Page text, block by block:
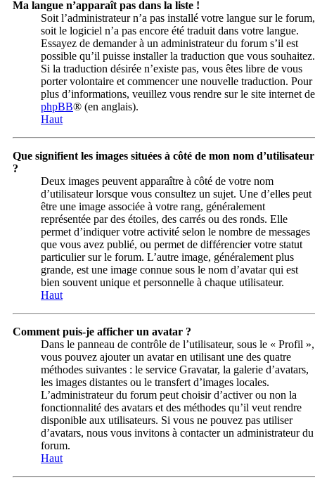
Ma langue n’apparaît pas dans la liste !
Soit l’administrateur n’a pas installé votre langue sur le forum,
soit le logiciel n’a pas encore été traduit dans votre langue.
Essayez de demander à un administrateur du forum s’il est
possible qu’il puisse installer la traduction que vous souhaitez.
Si la traduction désirée n’existe pas, vous êtes libre de vous
porter volontaire et commencer une nouvelle traduction. Pour
plus d’informations, veuillez vous rendre sur le site internet de
phpBB® (en anglais).
Haut
Que signifient les images situées à côté de mon nom d’utilisateur
?
Deux images peuvent apparaître à côté de votre nom
d’utilisateur lorsque vous consultez un sujet. Une d’elles peut
être une image associée à votre rang, généralement
représentée par des étoiles, des carrés ou des ronds. Elle
permet d’indiquer votre activité selon le nombre de messages
que vous avez publié, ou permet de différencier votre statut
particulier sur le forum. L’autre image, généralement plus
grande, est une image connue sous le nom d’avatar qui est
bien souvent unique et personnelle à chaque utilisateur.
Haut
Comment puis-je afficher un avatar ?
Dans le panneau de contrôle de l’utilisateur, sous le « Profil »,
vous pouvez ajouter un avatar en utilisant une des quatre
méthodes suivantes : le service Gravatar, la galerie d’avatars,
les images distantes ou le transfert d’images locales.
L’administrateur du forum peut choisir d’activer ou non la
fonctionnalité des avatars et des méthodes qu’il veut rendre
disponible aux utilisateurs. Si vous ne pouvez pas utiliser
d’avatars, nous vous invitons à contacter un administrateur du
forum.
Haut